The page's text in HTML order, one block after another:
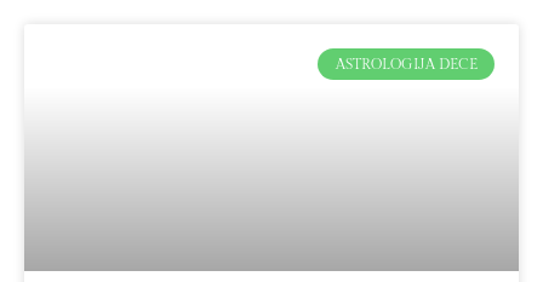
ASTROLOGIJA DECE